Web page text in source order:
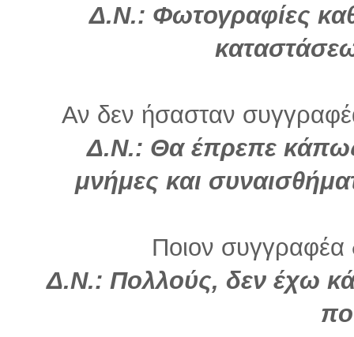
Δ.Ν.: Φωτογραφίες
Αν δεν ήσασταν
Δ.Ν.: Θα έπρεπε
μνήμες και
Ποιον συγγραφέα
Δ.Ν.: Πολλούς, δεν έχω